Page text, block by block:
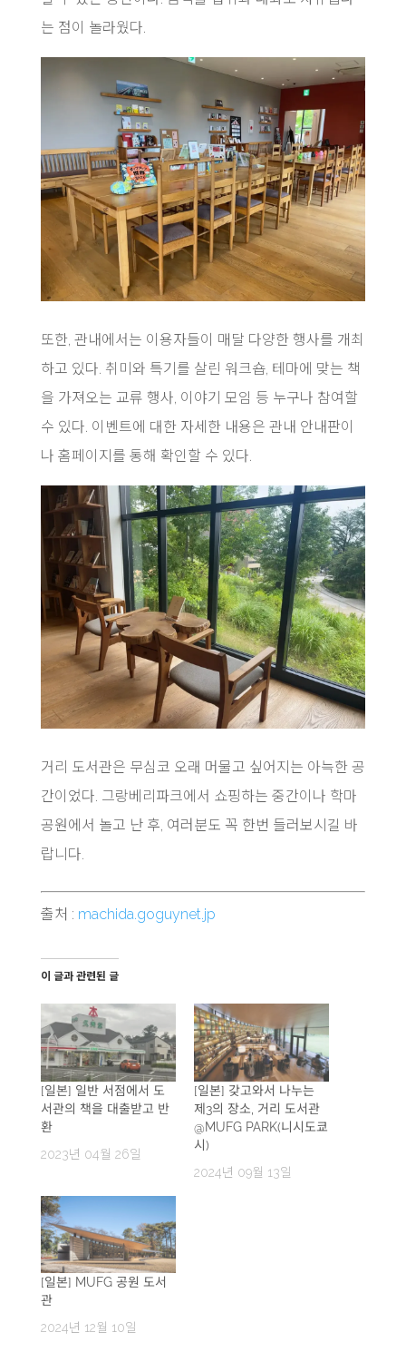
는 점이 놀라웠다.
또한, 관내에서는 이용자들이 매달 다양한 행사를 개최
하고 있다. 취미와 특기를 살린 워크숍, 테마에 맞는 책
을 가져오는 교류 행사, 이야기 모임 등 누구나 참여할
수 있다. 이벤트에 대한 자세한 내용은 관내 안내판이
나 홈페이지를 통해 확인할 수 있다.
거리 도서관은 무심코 오래 머물고 싶어지는 아늑한 공
간이었다. 그랑베리파크에서 쇼핑하는 중간이나 학마
공원에서 놀고 난 후, 여러분도 꼭 한번 들러보시길 바
랍니다.
출처 : machida.goguynet.jp
이 글과 관련된 글
[일본] 일반 서점에서 도
서관의 책을 대출받고 반
환
2023년 04월 26일
[일본] 갖고와서 나누는
제3의 장소, 거리 도서관
@MUFG PARK(니시도쿄
시)
2024년 09월 13일
[일본] MUFG 공원 도서
관
2024년 12월 10일